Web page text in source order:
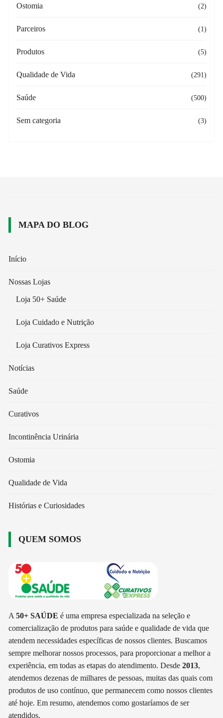
Ostomia (2)
Parceiros (1)
Produtos (5)
Qualidade de Vida (291)
Saúde (500)
Sem categoria (3)
MAPA DO BLOG
Início
Nossas Lojas
Loja 50+ Saúde
Loja Cuidado e Nutrição
Loja Curativos Express
Notícias
Saúde
Curativos
Incontinência Urinária
Ostomia
Qualidade de Vida
Histórias e Curiosidades
QUEM SOMOS
A50+ SAÚDE é uma empresa especializada na seleção e
comercialização de produtos para saúde e qualidade de vida que
atendem necessidades específicas de nossos clientes. Buscamos
sempre melhorar nossos processos, para proporcionar a melhor a
experiência, em todas as etapas do atendimento. Desde2013,
atendemos dezenas de milhares de pessoas, muitas das quais com
produtos de uso contínuo, que permanecem como nossos clientes
até hoje. Em resumo, atendemos como gostaríamos de ser
atendidos.